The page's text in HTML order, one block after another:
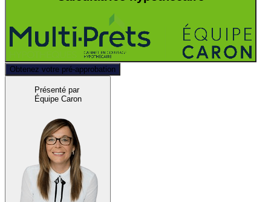
Obtenez votre pré-approbation
Présenté par
Équipe Caron